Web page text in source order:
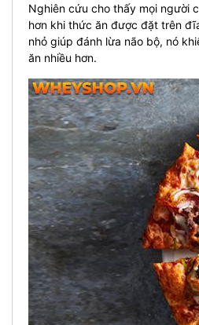
Nghiên cứu cho thấy mọi người
hơn khi thức ăn được đặt trên
nhỏ giúp đánh lừa não bộ, nó
ăn nhiều hơn.